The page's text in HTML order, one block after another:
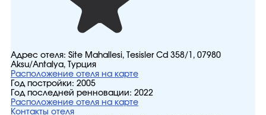
Адрес отеля: Site Mahallesi, Tesisler Cd 358/1, 07980
Aksu/Antalya, Турция
Расположение отеля на карте
Год постройки: 2005
Год последней ренновации: 2022
Расположение отеля на карте
Контакты отеля